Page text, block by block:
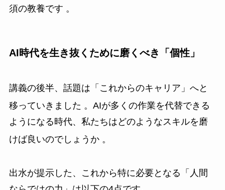
須の教養です 。
AI時代を生き抜くために磨くべき「個性」
講義の後半、話題は「これからのキャリア」へと
移っていきました 。AIが多くの作業を代替できる
ようになる時代、私たちはどのようなスキルを磨
けば良いのでしょうか 。
出水が提示した、これから特に必要となる「人間